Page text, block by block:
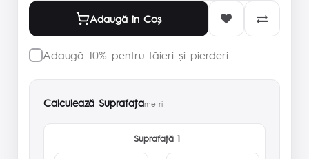
Adaugă în Coş
Adaugă 10% pentru tăieri și pierderi
Calculează Suprafaţametri
Suprafaţă 1